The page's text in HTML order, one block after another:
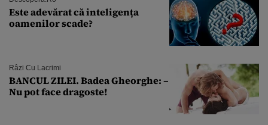
Este adevărat că inteligența
oamenilor scade?
Râzi Cu Lacrimi
BANCUL ZILEI. Badea Gheorghe: –
Nu pot face dragoste!